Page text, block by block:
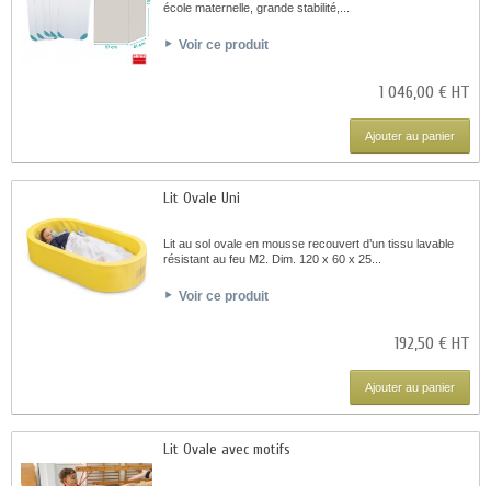
école maternelle, grande stabilité,...
Voir ce produit
1 046,00 € HT
Ajouter au panier
Lit Ovale Uni
Lit au sol ovale en mousse recouvert d’un tissu lavable
résistant au feu M2. Dim. 120 x 60 x 25...
Voir ce produit
192,50 € HT
Ajouter au panier
Lit Ovale avec motifs